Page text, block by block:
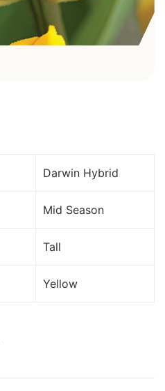
Darwin Hybrid
Mid Season
Tall
Yellow